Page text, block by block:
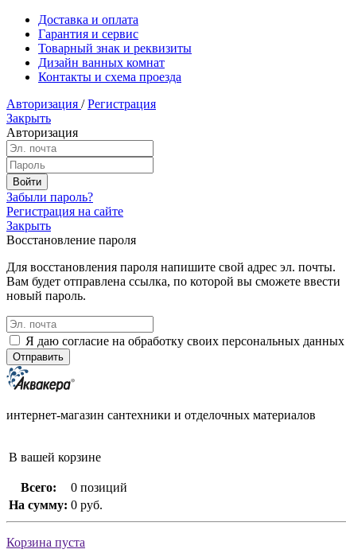
Доставка и оплата
Гарантия и сервис
Товарный знак и реквизиты
Дизайн ванных комнат
Контакты и схема проезда
Авторизация / Регистрация
Закрыть
Авторизация
Забыли пароль?
Регистрация на сайте
Закрыть
Восстановление пароля
Для восстановления пароля напишите свой адрес эл. почты.
Вам будет отправлена ссылка, по которой вы сможете ввести
новый пароль.
Я даю согласие на обработку своих персональных данных
интернет-магазин сантехники и отделочных материалов
В вашей корзине
Всего:
0 позиций
На сумму: 0 руб.
Корзина пуста